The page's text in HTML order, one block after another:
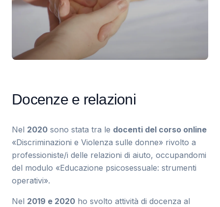
Docenze e relazioni
Nel 2020 sono stata tra le docenti del corso online
«Discriminazioni e Violenza sulle donne» rivolto a
professioniste/i delle relazioni di aiuto, occupandomi
del modulo «Educazione psicosessuale: strumenti
operativi».
Nel 2019 e 2020 ho svolto attività di docenza al